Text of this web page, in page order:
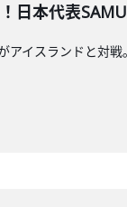
日本代表
アイスランドと対